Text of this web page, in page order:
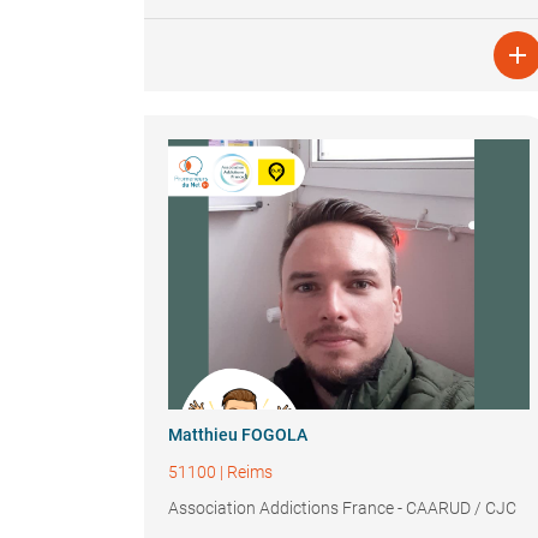

Matthieu FOGOLA
51100 | Reims
Association Addictions France - CAARUD / CJC